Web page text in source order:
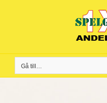
Gå till…